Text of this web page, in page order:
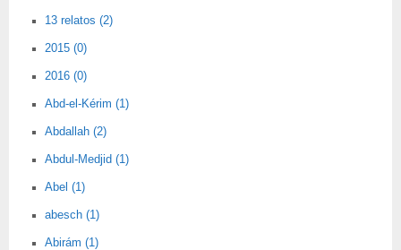
13 relatos (2)
2015 (0)
2016 (0)
Abd-el-Kérim (1)
Abdallah (2)
Abdul-Medjid (1)
Abel (1)
abesch (1)
Abirám (1)